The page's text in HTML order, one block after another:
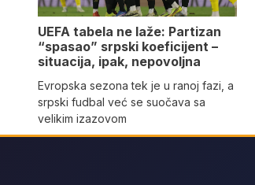
UEFA tabela ne laže: Partizan
“spasao” srpski koeficijent –
situacija, ipak, nepovoljna
Evropska sezona tek je u ranoj fazi, a
srpski fudbal već se suočava sa
velikim izazovom